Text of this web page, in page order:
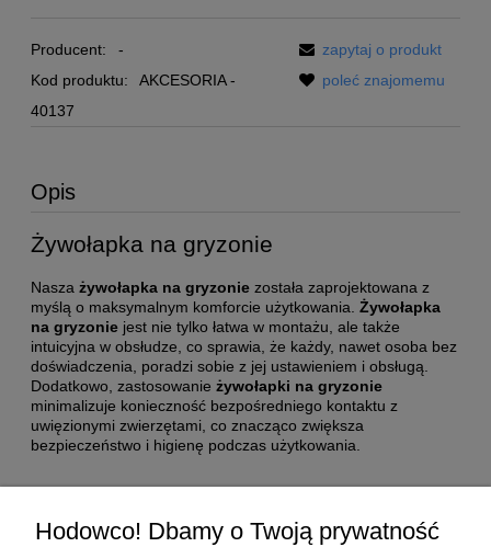
Producent:
-
Kod produktu:
AKCESORIA -
40137
zapytaj o produkt
poleć znajomemu
Opis
Żywołapka na gryzonie
Nasza żywołapka na gryzonie została zaprojektowana z
myślą o maksymalnym komforcie użytkowania. Żywołapka
na gryzonie jest nie tylko łatwa w montażu, ale także
intuicyjna w obsłudze, co sprawia, że każdy, nawet osoba bez
doświadczenia, poradzi sobie z jej ustawieniem i obsługą.
Dodatkowo, zastosowanie żywołapki na gryzonie
minimalizuje konieczność bezpośredniego kontaktu z
uwięzionymi zwierzętami, co znacząco zwiększa
bezpieczeństwo i higienę podczas użytkowania.
Hodowco! Dbamy o Twoją prywatność